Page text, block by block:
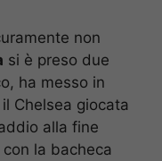
non
si è preso due
ha messo in
Chelsea giocata
alla fine
con la bacheca